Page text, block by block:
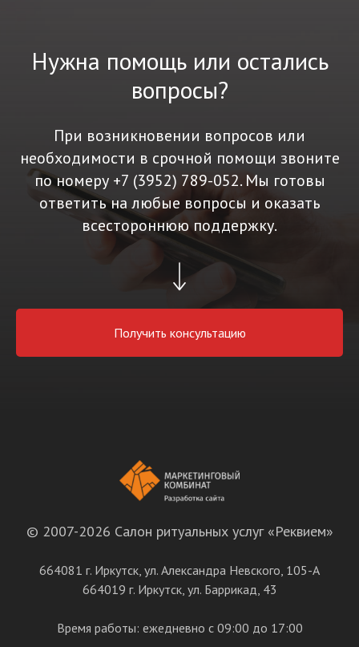
Нужна помощь или остались
вопросы?
При возникновении вопросов или
необходимости в срочной помощи звоните
по номеру +7 (3952) 789-052. Мы готовы
ответить на любые вопросы и оказать
всестороннюю поддержку.
Получить консультацию
© 2007-2026 Салон ритуальных услуг «Реквием»
664081 г. Иркутск, ул. Александра Невского, 105-А
664019 г. Иркутск, ул. Баррикад, 43
Время работы: ежедневно с 09:00 до 17:00